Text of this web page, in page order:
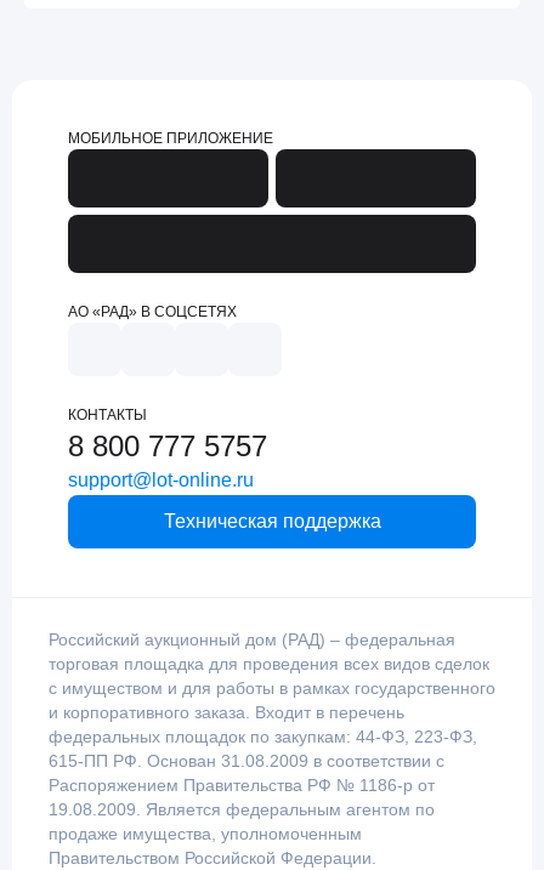
МОБИЛЬНОЕ ПРИЛОЖЕНИЕ
АО «РАД» В СОЦСЕТЯХ
КОНТАКТЫ
8 800 777 5757
support@lot-online.ru
Техническая поддержка
Российский аукционный дом (РАД) – федеральная
торговая площадка для проведения всех видов сделок
с имуществом и для работы в рамках государственного
и корпоративного заказа. Входит в перечень
федеральных площадок по закупкам: 44-ФЗ, 223-ФЗ,
615-ПП РФ. Основан 31.08.2009 в соответствии с
Распоряжением Правительства РФ № 1186-р от
19.08.2009. Является федеральным агентом по
продаже имущества, уполномоченным
Правительством Российской Федерации.